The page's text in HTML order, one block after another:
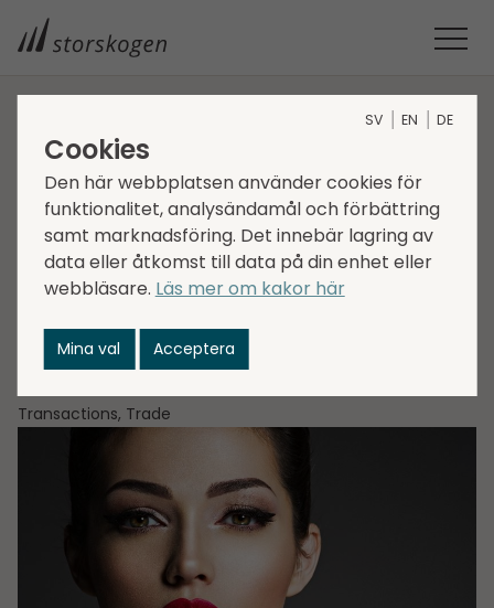
STORSKOGEN
2022
GROUP
Storskogen förvärvar
Scandinavian
Cosmetics Group
Transactions, Trade
SV EN DE
Cookies
Den här webbplatsen använder cookies för
funktionalitet, analysändamål och förbättring
samt marknadsföring. Det innebär lagring av
data eller åtkomst till data på din enhet eller
webbläsare. Läs mer om kakor här
Mina val Acceptera